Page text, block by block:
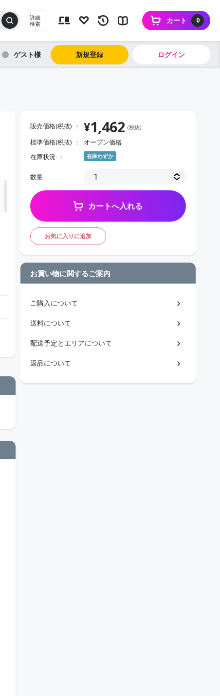
詳細
検索
0
カート
ゲスト 新規登録 ログイン
販売価格(税抜) ¥1,462 (税抜)
標準価格(税抜)
オープン価格
在庫状況
在庫わずか
数量
カートへ入れる
お気に入りに追加
お買い物に関するご案内
ご購入について
送料について
配送予定とエリアについて
返品について